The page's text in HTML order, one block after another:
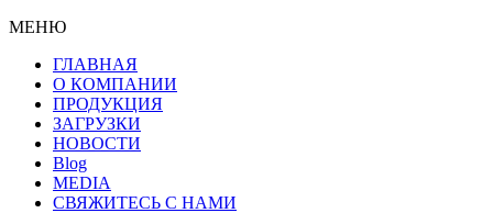
МЕНЮ
ГЛАВНАЯ
О КОМПАНИИ
ПРОДУКЦИЯ
ЗАГРУЗКИ
НОВОСТИ
Blog
MEDIA
СВЯЖИТЕСЬ С НАМИ